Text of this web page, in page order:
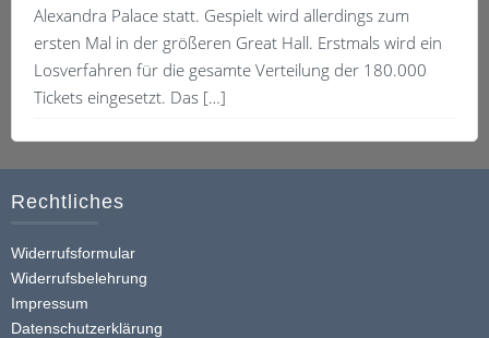
Alexandra Palace statt. Gespielt wird allerdings zum
ersten Mal in der größeren Great Hall. Erstmals wird ein
Losverfahren für die gesamte Verteilung der 180.000
Tickets eingesetzt. Das […]
Rechtliches
Widerrufsformular
Widerrufsbelehrung
Impressum
Datenschutzerklärung